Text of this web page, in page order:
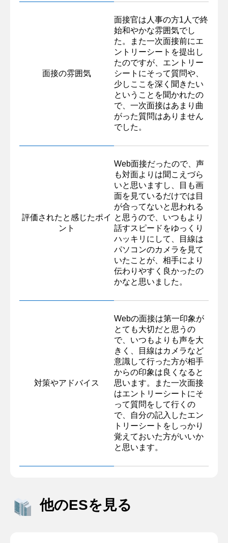
面接の雰囲気
面接官は人事の方1人で終
始和やかな雰囲気でし
た。また一次面接前にエ
ントリーシートを提出し
たのですが、エントリー
シートにそって質問や、
少しここを深く聞きたい
ということを聞かれたの
で、一次面接はあまり曲
がった質問はありません
でした。
評価されたと感じたポイ
ント
Web面接だったので、声
も対面よりは聞こえづら
いと思いますし、目も画
面を見ているだけでは目
が合ってないと思われる
と思うので、いつもより
話すスピードをゆっくり
ハッキリにして、目線は
パソコンのカメラを見て
いたことが、相手により
伝わりやすく良かったの
かなと思いました。
対策やアドバイス
Webの面接は第一印象が
とても大切だと思うの
で、いつもよりも声を大
きく、目線はカメラなど
意識して行った方が相手
からの印象は良くなると
思います。また一次面接
はエントリーシートにそ
って質問をして行くの
で、自分の記入したエン
トリーシートをしっかり
覚えておいた方がいいか
と思います。
他のESを見る